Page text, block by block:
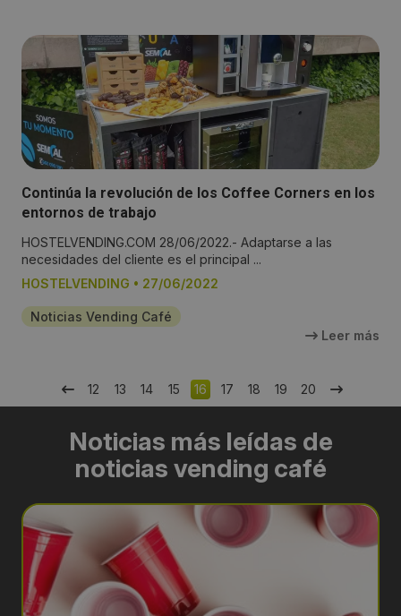
Continúa la revolución de los Coffee Corners en los
entornos de trabajo
HOSTELVENDING.COM 28/06/2022.- Adaptarse a las
necesidades del cliente es el principal ...
HOSTELVENDING • 27/06/2022
Noticias Vending Café
Leer más
12 13 14 15 16 17 18 19 20
Noticias más leídas de
noticias vending café